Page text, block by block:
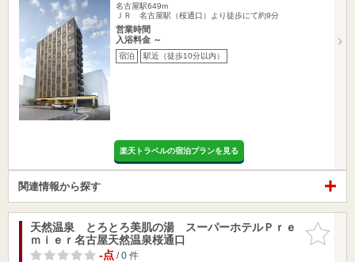
名古屋駅649m
ＪＲ 名古屋駅（桜通口）より徒歩にて約9分
営業時間
入浴料金 ～
宿泊 駅近（徒歩10分以内）
楽天トラベルの宿泊プランを見る
関連情報から探す
お気に入
りに追加
天然温泉 とろとろ美肌の湯 スーパーホテルＰｒｅ
ｍｉｅｒ名古屋天然温泉桜通口
-点/ 0 件